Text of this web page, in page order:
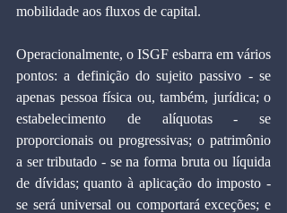
mobilidade aos fluxos de capital.
Operacionalmente, o ISGF esbarra em vários
pontos: a definição do sujeito passivo - se
apenas pessoa física ou, também, jurídica; o
estabelecimento de alíquotas - se
proporcionais ou progressivas; o patrimônio
a ser tributado - se na forma bruta ou líquida
de dívidas; quanto à aplicação do imposto -
se será universal ou comportará exceções; e